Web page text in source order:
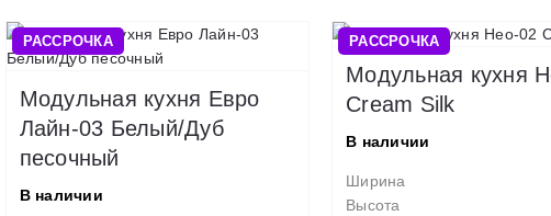
РАССРОЧКА
Модульная кухня Евро
Лайн-03 Белый/Дуб
песочный
В наличии
РАССРОЧКА
Модульная кухня
Cream Silk
В наличии
Ширина
Высота